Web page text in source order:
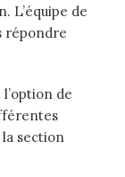
L’équipe de
répondre
de
la section